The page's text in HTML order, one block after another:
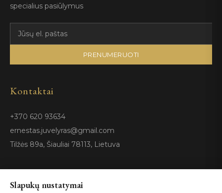
specialius pasiūlymus
PRENUMERUOTI
Kontaktai
+370 620 93634
ernestas.juvelyras@gmail.com
Tilžės 89a, Šiauliai 78113, Lietuva
Slapukų nustatymai